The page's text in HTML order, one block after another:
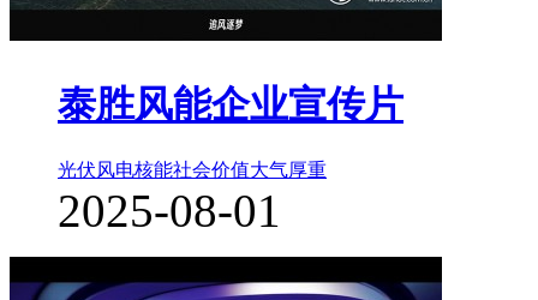
泰胜风能企业宣传片
光伏风电核能社会价值大气厚重
2025-08-01